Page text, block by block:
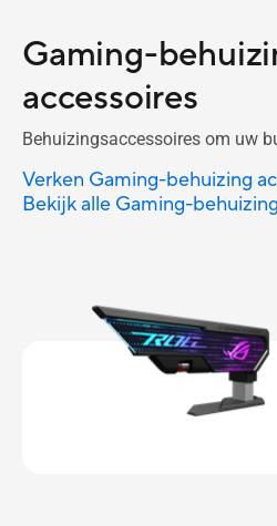
Gaming-
accessoires
Behuizingsaccessoires om uw
Verken Gaming-behuizing
Bekijk alle Gaming-